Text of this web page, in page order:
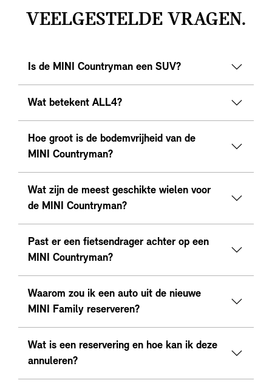
VEELGESTELDE VRAGEN.
Is de MINI Countryman een SUV?
Wat betekent ALL4?
Hoe groot is de bodemvrijheid van de
MINI Countryman?
Wat zijn de meest geschikte wielen voor
de MINI Countryman?
Past er een fietsendrager achter op een
MINI Countryman?
Waarom zou ik een auto uit de nieuwe
MINI Family reserveren?
Wat is een reservering en hoe kan ik deze
annuleren?